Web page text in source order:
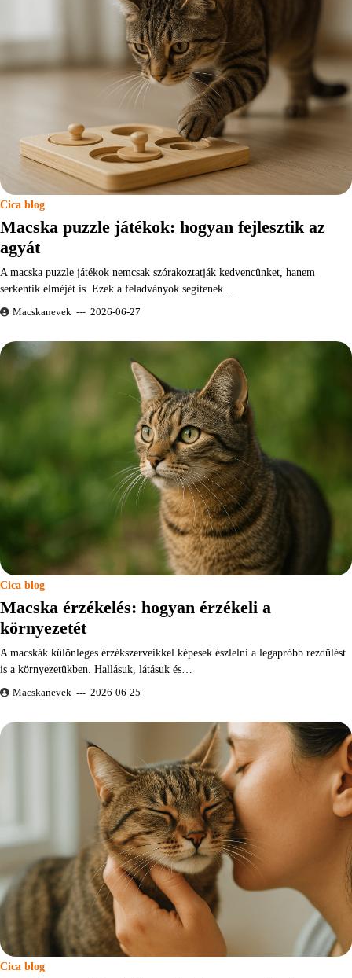
Cica blog
Macska puzzle játékok: hogyan fejlesztik az
agyát
A macska puzzle játékok nemcsak szórakoztatják kedvencünket, hanem
serkentik elméjét is. Ezek a feladványok segítenek…
Macskanevek 2026-06-27
Cica blog
Macska érzékelés: hogyan érzékeli a
környezetét
A macskák különleges érzékszerveikkel képesek észlelni a legapróbb rezdülést
is a környezetükben. Hallásuk, látásuk és…
Macskanevek 2026-06-25
Cica blog